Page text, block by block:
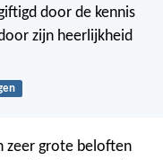
door de kennis
zijn heerlijkheid
zeer grote beloften